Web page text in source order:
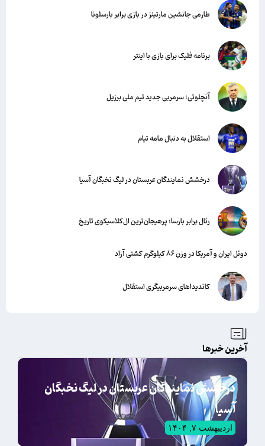
طارمی جانشین مارتینز در بازی برابر بارسلونا
برنامه فلیک برای بازی با اینتر
آنچلوتی؛ سرمربی جدید تیم ملی برزیل
استقلال به دنبال مامه تیام
درخشش نمایندگان عربستان در لیگ نخبگان آسیا
رئال برابر بارسا؛ پرهیجان‌‌ترین ال‌کلاسیکوی تاریخ
دوئل ایران و آمریکا در وزن ۸۶ کیلوگرم کشتی آزاد
کاندیداهای سرمربیگری استقلال
آخرین خبرها
درخشش نمایندگان عربستان در لیگ نخبگان
آسیا
اردیبهشت ۷, ۱۴۰۴